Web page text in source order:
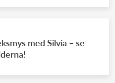
med Silvia – se